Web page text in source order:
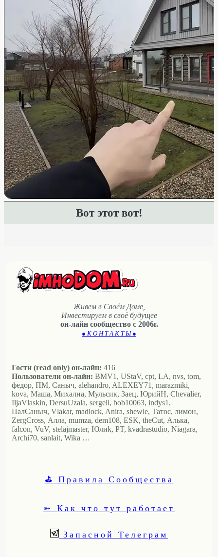
Вот этот вот!
Живем в Своём Доме,
Инвестируем в своё будущее
он-лайн сообщество с 2006г.
● К О Н Т А К Т Ы ●
Гости (read only) он-лайн: 416
Пользователи он-лайн: BMV1, UStaV, cpt, LA, nvs, tom,
федор, ПМ, Саныч, alehandro, ALEXEY71, marazmiki,
kova, Маша, Михална, Мульсик, Заец, ЮрийН, Chevalier,
IljaVlaskin, DersuUzala, sergeli, bob10063, indys1,
ПалСаныч, Vlakar, madlock, Anira, shewle, Татос, лимон,
ZergCross, Алла, mumza, dem108, ESK, theCut, Алька,
falcon, VuV, stelajmaster, Юлиk, PT, kvadrastudio, Niagara,
Archi70, sanlait, Wika …
⛳ Правила Сообщества
➳ Как что тут работает
Запасной Телеграм